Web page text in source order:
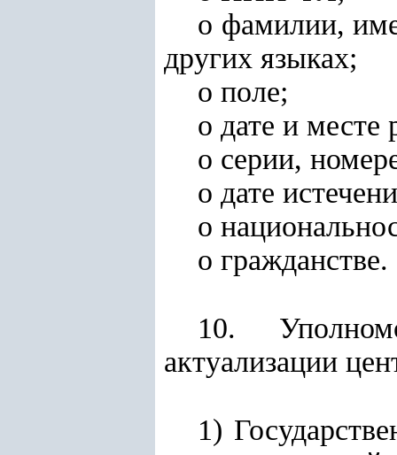
о фамилии,
других языках;
о поле;
о дате и месте
о серии,
о дате
о
о гражданстве.
10.
актуализации
1)